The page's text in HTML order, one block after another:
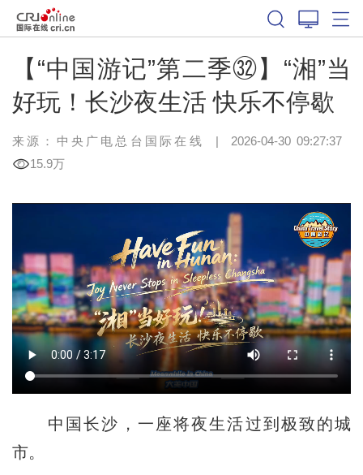
【“中国游记”第二季㉜】“湘”当
好玩！长沙夜生活 快乐不停歇
来源：中央广电总台国际在线 | 2026-04-30 09:27:37
15.9万
中国长沙，一座将夜生活过到极致的城
市。